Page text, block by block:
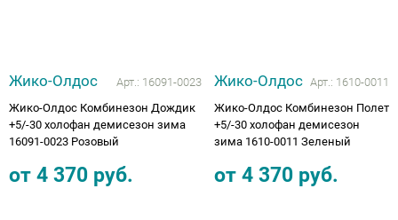
Жико-Олдос Арт.: 16091-0023
Жико-Олдос Комбинезон Дождик
+5/-30 холофан демисезон зима
16091-0023 Розовый
от 4 370 руб.
Жико-Олдос Арт.: 1610-0011
Жико-Олдос Комбинезон Полет
+5/-30 холофан демисезон
зима 1610-0011 Зеленый
от 4 370 руб.